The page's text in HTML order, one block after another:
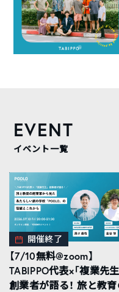
EVENT
イベント一覧
開催終了
【7/10無料@zoom】
TABIPPO代表×「複業先生
創業者が語る！ 旅と教